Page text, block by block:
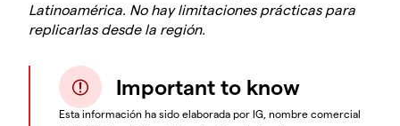
Latinoamérica. No hay limitaciones prácticas para
replicarlas desde la región.
Important to know
Esta información ha sido elaborada por IG, nombre comercial